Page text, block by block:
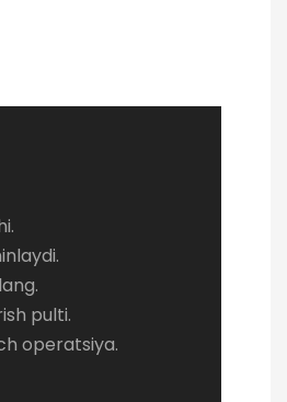
pulti.
operatsiya.